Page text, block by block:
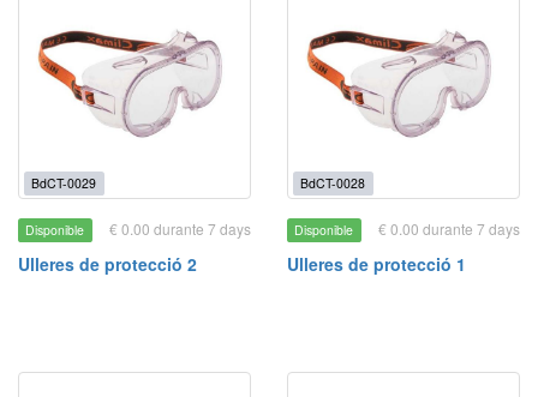
BdCT-0029
Disponible € 0.00 durante 7 days
Ulleres de protecció 2
BdCT-0028
Disponible € 0.00 durante 7 days
Ulleres de protecció 1